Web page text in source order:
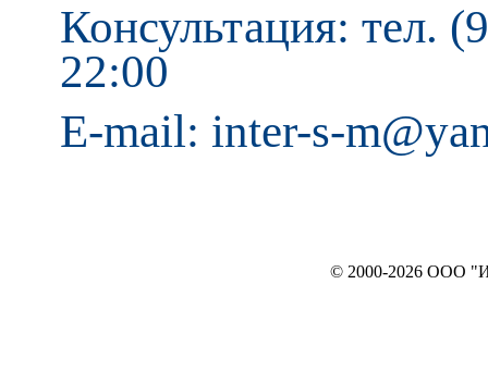
Консультация: тел.
22:00
E-mail: inter-s-
© 2000-2026 ООО "ИНТЕРЬЕР`c"